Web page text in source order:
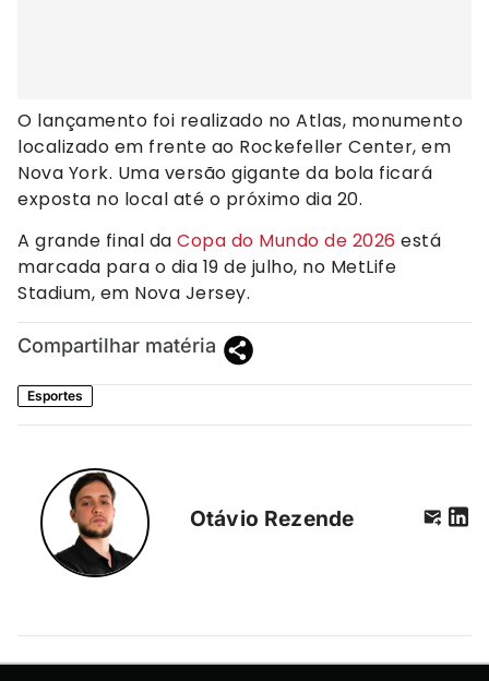
O lançamento foi realizado no Atlas, monumento
localizado em frente ao Rockefeller Center, em
Nova York. Uma versão gigante da bola ficará
exposta no local até o próximo dia 20.
A grande final da Copa do Mundo de 2026 está
marcada para o dia 19 de julho, no MetLife
Stadium, em Nova Jersey.
Compartilhar matéria
Esportes
Otávio Rezende